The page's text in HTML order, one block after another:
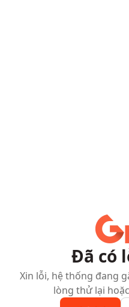
Đã có
Xin lỗi, hệ thống đang
lòng thử lại